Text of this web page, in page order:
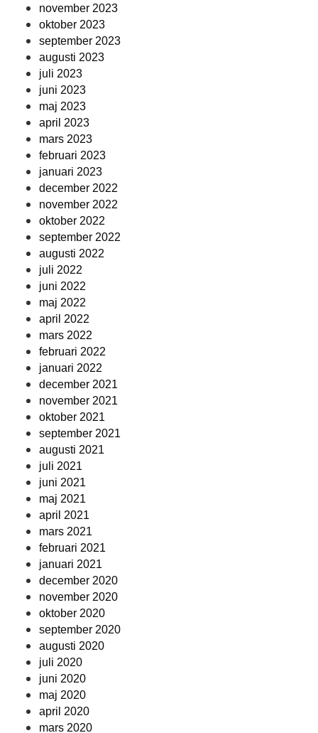
november 2023
oktober 2023
september 2023
augusti 2023
juli 2023
juni 2023
maj 2023
april 2023
mars 2023
februari 2023
januari 2023
december 2022
november 2022
oktober 2022
september 2022
augusti 2022
juli 2022
juni 2022
maj 2022
april 2022
mars 2022
februari 2022
januari 2022
december 2021
november 2021
oktober 2021
september 2021
augusti 2021
juli 2021
juni 2021
maj 2021
april 2021
mars 2021
februari 2021
januari 2021
december 2020
november 2020
oktober 2020
september 2020
augusti 2020
juli 2020
juni 2020
maj 2020
april 2020
mars 2020